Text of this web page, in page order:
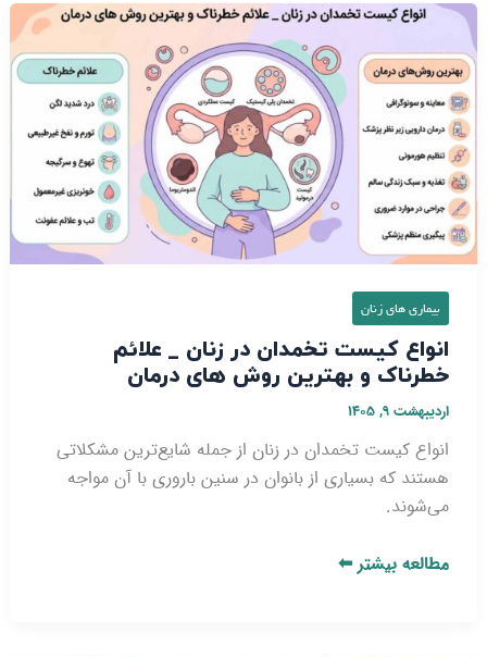
بیماری‌ های زنان
انواع کیست تخمدان در زنان _ علائم
خطرناک و بهترین روش‌ های درمان
اردیبهشت ۹, ۱۴۰۵
انواع کیست تخمدان در زنان از جمله شایع‌ترین مشکلاتی
هستند که بسیاری از بانوان در سنین باروری با آن مواجه
می‌شوند.
انواع
تخمدان
در
زنان
_
علائم
خطرناک
و
بهترین
روش‌
های
درمان
مطالعه بیشتر ⬅